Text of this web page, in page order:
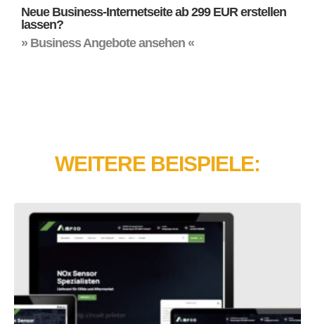
Neue Business-Internetseite ab 299 EUR erstellen
lassen?
» Business Angebote ansehen «
WEITERE BEISPIELE: